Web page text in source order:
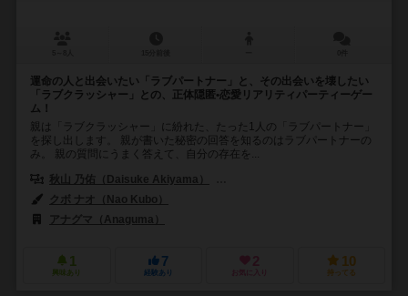
運命の人と出会いたい「ラブパートナー」と、その出会いを壊したい
「ラブクラッシャー」との、正体隠匿•恋愛リアリティパーティーゲー
ム！
親は「ラブクラッシャー」に紛れた、たった1人の「ラブパートナー」
を探し出します。 親が書いた秘密の回答を知るのはラブパートナーの
み。 親の質問にうまく答えて、自分の存在を...
秋山 乃佑（Daisuke Akiyama）
クボ ナオ（Nao Kubo）
アナグマ（Anaguma）
1
興味あり
7
経験あり
2
お気に入り
10
持ってる